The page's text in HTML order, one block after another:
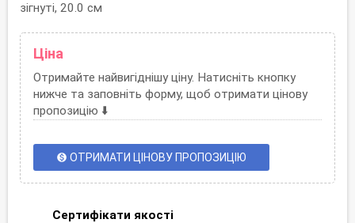
зігнуті, 20.0 см
Ціна
Отримайте найвигіднішу ціну. Натисніть кнопку
нижче та заповніть форму, щоб отримати цінову
пропозицію ⬇️
monetization_on ОТРИМАТИ ЦІНОВУ ПРОПОЗИЦІЮ
Сертифікати якості